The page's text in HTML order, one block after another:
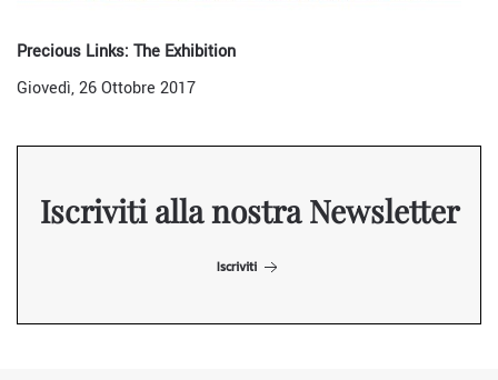
Precious Links: The Exhibition
Giovedì, 26 Ottobre 2017
Iscriviti alla nostra Newsletter
Iscriviti